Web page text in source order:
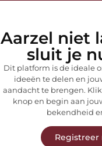
Aarzel niet
sluit je
Dit platform is de ideale
ideeën te delen en
aandacht te brengen. Klik
knop en begin aan
bekendheid
Registreer